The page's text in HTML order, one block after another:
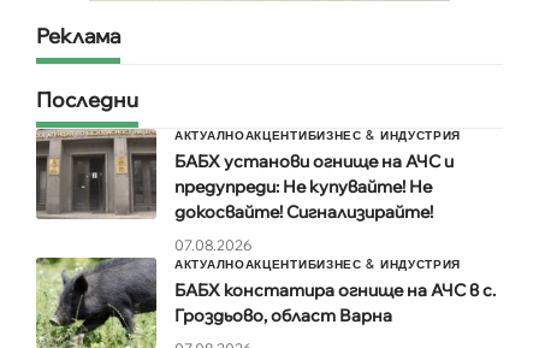
Реклама
Последни
АКТУАЛНОАКЦЕНТИБИЗНЕС & ИНДУСТРИЯ
БАБХ установи огнище на АЧС и
предупреди: Не купувайте! Не
докосвайте! Сигнализирайте!
07.08.2026
АКТУАЛНОАКЦЕНТИБИЗНЕС & ИНДУСТРИЯ
БАБХ констатира огнище на АЧС в с.
Гроздьово, област Варна